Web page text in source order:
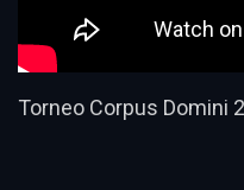
Torneo Corpus Domini